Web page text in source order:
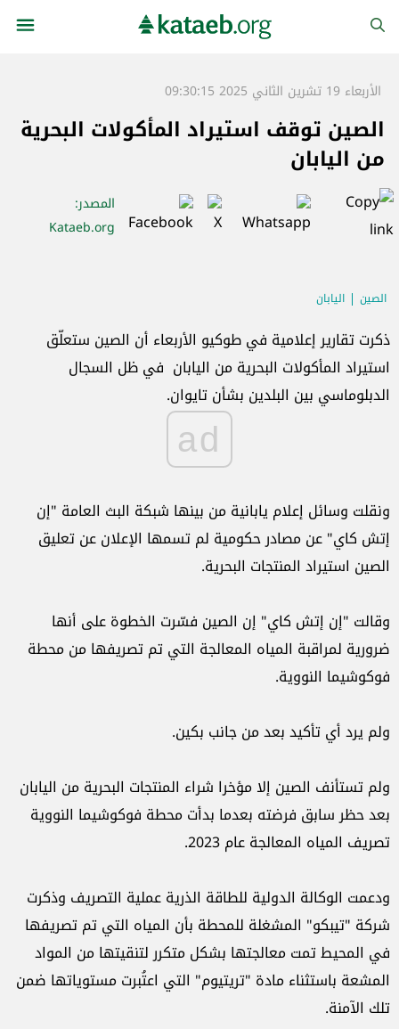
الأربعاء 19 تشرين الثاني 2025 09:30:15
الصين توقف استيراد المأكولات البحرية
من اليابان ‏
المصدر:
Kataeb.org
الصين اليابان
ذكرت تقارير إعلامية في طوكيو الأربعاء أن الصين ستعلّق
‏استيراد المأكولات البحرية من اليابان في ظل السجال
‏الدبلوماسي بين البلدين بشأن تايوان.‏
ad
ونقلت وسائل إعلام يابانية من بينها شبكة البث العامة "إن
‏إتش كاي" عن مصادر حكومية لم تسمها الإعلان عن تعليق
‏الصين استيراد المنتجات البحرية.‏
وقالت "إن إتش كاي" إن الصين فسّرت الخطوة على أنها
‏ضرورية لمراقبة المياه المعالجة التي تم تصريفها من محطة
‏فوكوشيما النووية.‏
ولم يرد أي تأكيد بعد من جانب بكين.‏
ولم تستأنف الصين إلا مؤخرا شراء المنتجات البحرية من ‏اليابان
بعد حظر سابق فرضته بعدما بدأت محطة فوكوشيما ‏النووية
تصريف المياه المعالجة عام 2023.‏
ودعمت الوكالة الدولية للطاقة الذرية عملية التصريف ‏وذكرت
شركة "تيبكو" المشغلة للمحطة بأن المياه التي تم ‏تصريفها
في المحيط تمت معالجتها بشكل متكرر لتنقيتها من ‏المواد
المشعة باستثناء مادة "تريتيوم" التي اعتُبرت مستوياتها ‏ضمن
تلك الآمنة.‏